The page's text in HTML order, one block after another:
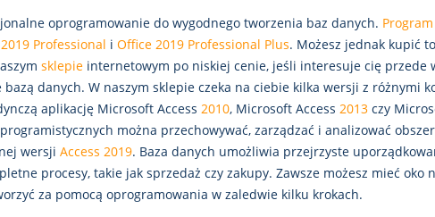
oprogramowanie do wygodnego tworzenia baz danych. Program
Professional i Office 2019 Professional Plus. Możesz jednak kupić
sklepie internetowym po niskiej cenie, jeśli interesuje cię przede
danych. W naszym sklepie czeka na ciebie kilka wersji z różnymi
aplikację Microsoft Access 2010, Microsoft Access 2013 czy
można przechowywać, zarządzać i analizować
wersji Access 2019. Baza danych umożliwia przejrzyste
procesy, takie jak sprzedaż czy zakupy. Zawsze możesz mieć oko
za pomocą oprogramowania w zaledwie kilku krokach.